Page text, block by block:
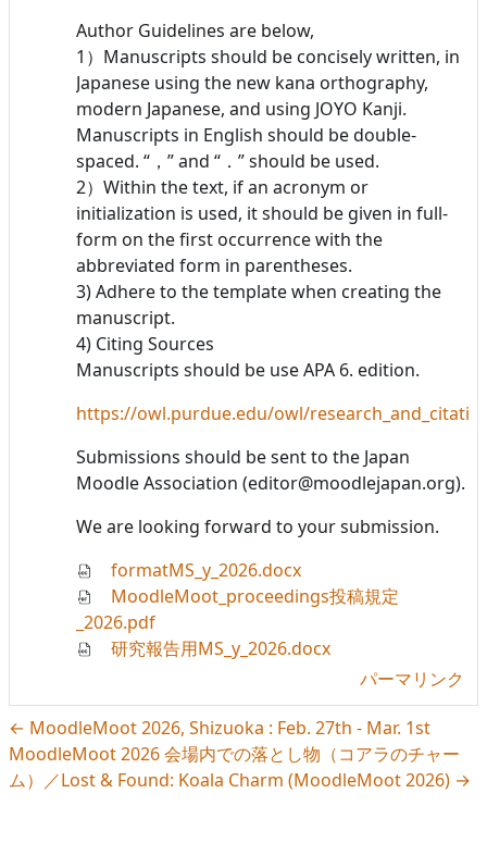
Author Guidelines are below,
1）Manuscripts should be concisely written, in
Japanese using the new kana orthography,
modern Japanese, and using JOYO Kanji.
Manuscripts in English should be double-
spaced. “，” and “．” should be used.
2）Within the text, if an acronym or
initialization is used, it should be given in full-
form on the first occurrence with the
abbreviated form in parentheses.
3) Adhere to the template when creating the
manuscript.
4) Citing Sources
Manuscripts should be use APA 6. edition.
https://owl.purdue.edu/owl/
Submissions should be sent to the Japan
Moodle Association (editor@moodlejapan.org).
We are looking forward to your submission.
formatMS_y_2026.docx
MoodleMoot_proceedings投稿規定
_2026.pdf
研究報告用MS_y_2026.docx
パーマリンク
← MoodleMoot 2026, Shizuoka : Feb. 27th - Mar. 1st
MoodleMoot 2026 会場内での落とし物（コアラのチャー
ム）／Lost & Found: Koala Charm (MoodleMoot 2026) →